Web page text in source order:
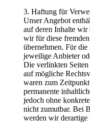
3. Haftung für
Unser Angebot
auf deren Inhalte wir
wir für diese
übernehmen. Für
jeweilige Anbieter
Die verlinkten
auf mögliche
waren zum
permanente
jedoch ohne
nicht zumutbar. Bei
werden wir derartige